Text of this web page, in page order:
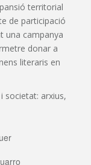
territorial
de participació
una campanya
donar a
literaris en
societat: arxius,